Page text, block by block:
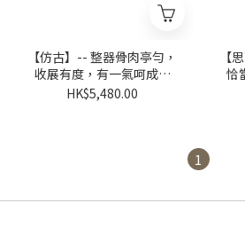
【仿古】-- 整器骨肉亭勻，
收展有度，有一氣呵成之
暢。
HK$5,480.00
【
恰
1